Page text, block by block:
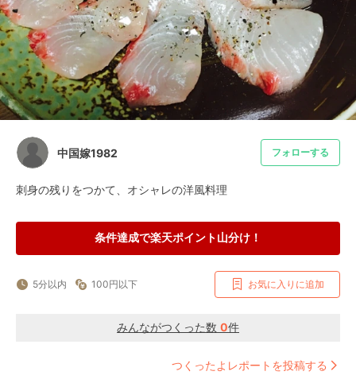
中国嫁1982 フォローする
刺身の残りをつかて、オシャレの洋風料理
条件達成で楽天ポイント山分け！
5分以内 100円以下 お気に入りに追加
みんながつくった数 0件
つくったよレポートを投稿する